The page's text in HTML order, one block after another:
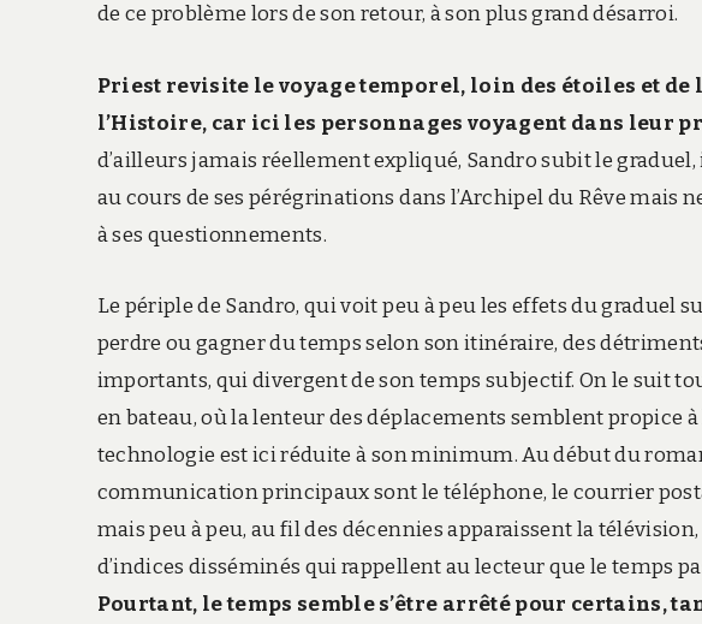
de ce problème lors de son retour, à son plus grand désarroi.
Priest revisite le voyage temporel, loin des étoiles et de
l’Histoire, car ici les personnages voyagent dans leur
d’ailleurs jamais réellement expliqué, Sandro subit le
au cours de ses pérégrinations dans l’Archipel du Rêve mais
à ses questionnements.
Le périple de Sandro, qui voit peu à peu les effets du graduel
perdre ou gagner du temps selon son itinéraire, des
importants, qui divergent de son temps subjectif. On le suit
en bateau, où la lenteur des déplacements semblent propice
technologie est ici réduite à son minimum. Au début du
communication principaux sont le téléphone, le courrier
mais peu à peu, au fil des décennies apparaissent la
d’indices disséminés qui rappellent au lecteur que le temps
Pourtant, le temps semble s’être arrêté pour certains,